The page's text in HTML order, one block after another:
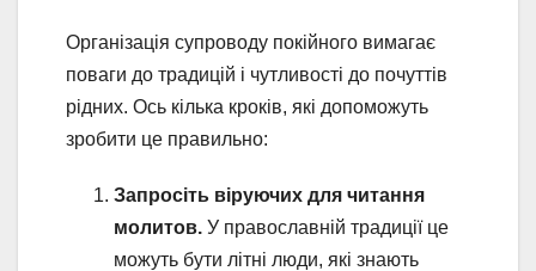
Організація супроводу покійного вимагає
поваги до традицій і чутливості до почуттів
рідних. Ось кілька кроків, які допоможуть
зробити це правильно:
Запросіть віруючих для читання
молитов. У православній традиції це
можуть бути літні люди, які знають